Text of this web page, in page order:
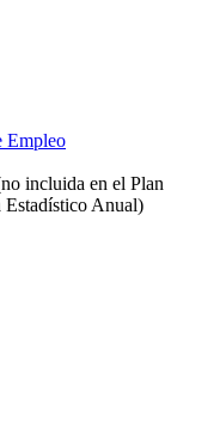
Empleo
incluida en el Plan
Estadístico Anual)